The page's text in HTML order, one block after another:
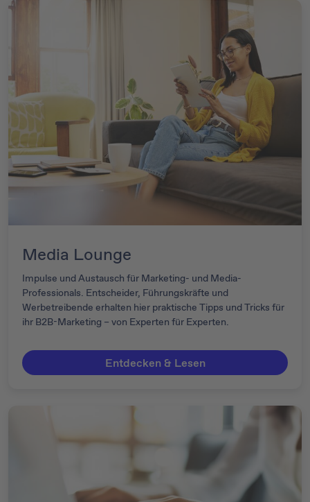
Media Lounge
Impulse und Austausch für Marketing- und Media-
Professionals. Entscheider, Führungskräfte und
Werbetreibende erhalten hier praktische Tipps und Tricks für
ihr B2B-Marketing – von Experten für Experten.
Entdecken & Lesen